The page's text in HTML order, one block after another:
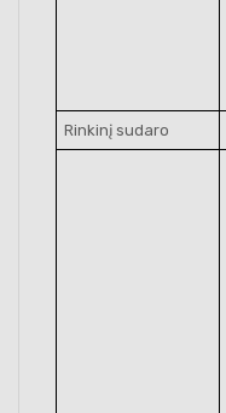
Rinkinį sudaro